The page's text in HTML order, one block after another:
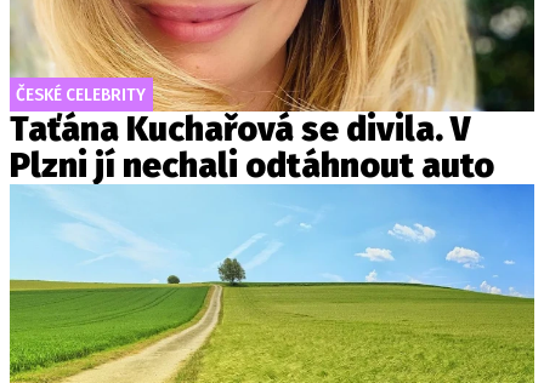
ČESKÉ CELEBRITY
Taťána Kuchařová se divila. V
Plzni jí nechali odtáhnout auto